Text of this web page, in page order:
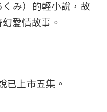
み）的輕小說，故
愛情故事。
已上市五集。